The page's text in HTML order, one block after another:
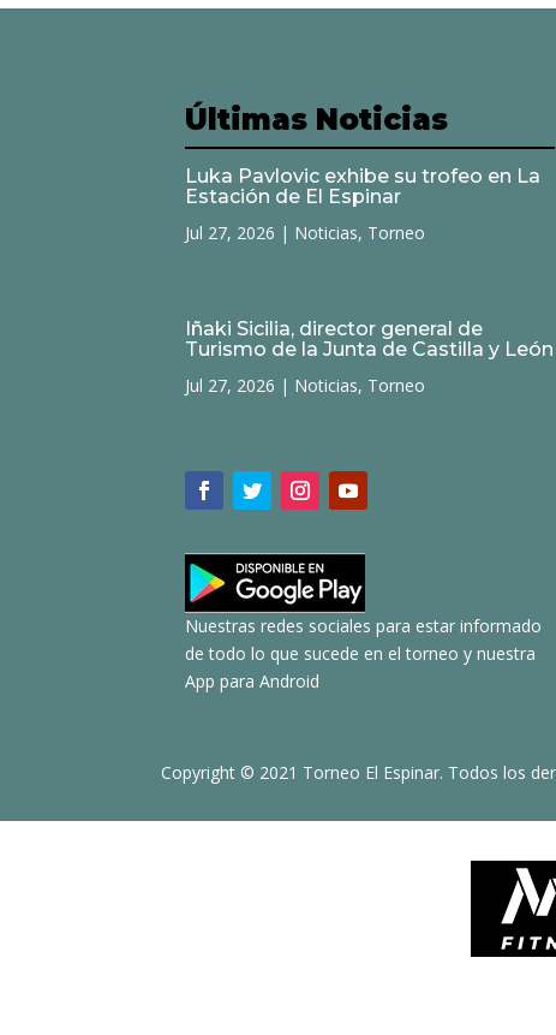
Últimas Noticias
Luka Pavlovic exhibe su trofeo en La
Estación de El Espinar
Jul 27, 2026 | Noticias, Torneo
Iñaki Sicilia, director general de
Turismo de la Junta de Castilla y León
Jul 27, 2026 | Noticias, Torneo
Nuestras redes sociales para estar informado
de todo lo que sucede en el torneo y nuestra
App para Android
Copyright © 2021 Torneo El Espinar. Todos los